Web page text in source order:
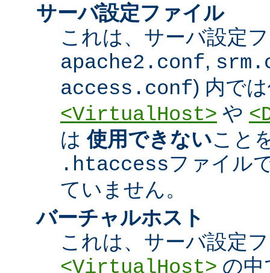
サーバ設定ファイル
これは、サーバ設定
apache2.conf,
access.conf) 内で
<VirtualHost> や
は使用できないこと
.htaccessファイル
ていません。
バーチャルホスト
これは、サーバ設定
<VirtualHost> の中